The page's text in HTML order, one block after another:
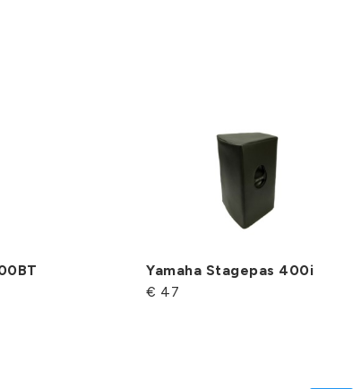
Yamaha Stagepas 400i
€ 47